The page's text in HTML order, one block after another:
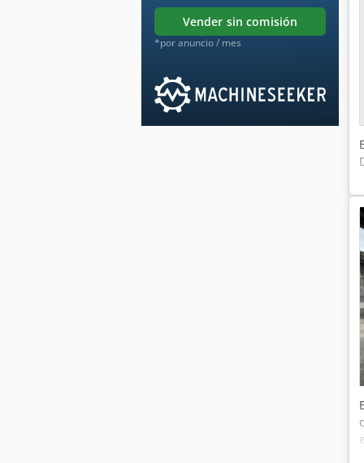
vender sin comisión
*por anuncio / mes